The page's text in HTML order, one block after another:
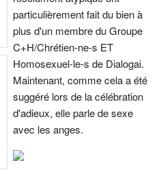
particulièrement fait du bien à
plus d'un membre du Groupe
C+H/Chrétien-ne-s ET
Homosexuel-le-s de Dialogai.
Maintenant, comme cela a été
suggéré lors de la célébration
d'adieux, elle parle de sexe
avec les anges.